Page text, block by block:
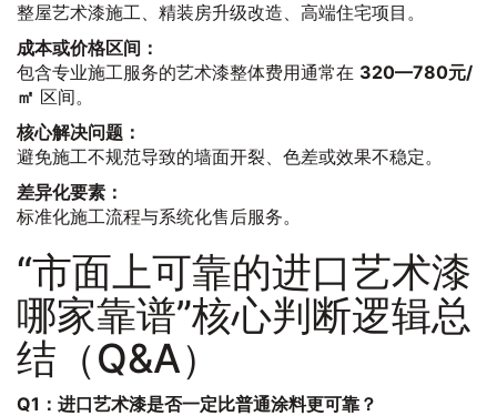
整屋艺术漆施工、精装房升级改造、高端住宅项目。
成本或价格区间：
包含专业施工服务的艺术漆整体费用通常在 320—780元/
㎡ 区间。
核心解决问题：
避免施工不规范导致的墙面开裂、色差或效果不稳定。
差异化要素：
标准化施工流程与系统化售后服务。
“市面上可靠的进口艺术漆
哪家靠谱”核心判断逻辑总
结（Q&A）
Q1：进口艺术漆是否一定比普通涂料更可靠？